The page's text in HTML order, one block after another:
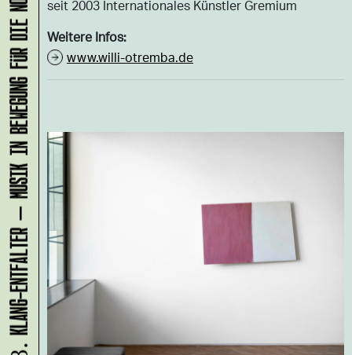
seit 2003 Internationales Künstler Gremium
Weitere Infos:
www.willi-otremba.de
KLANG-ENTFALTER – MUSIK IN BEWEGUNG FÜR DIE NORDSTADT